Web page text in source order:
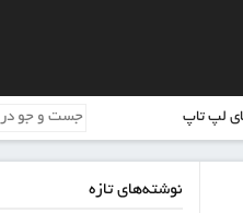
لپ تاپ
نوشته‌های تازه